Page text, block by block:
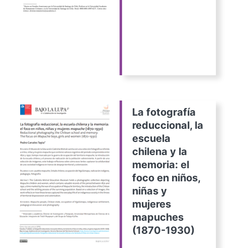
La fotografía
reduccional, la
escuela
chilena y la
memoria: el
foco en niños,
niñas y
mujeres
mapuches
(1870-1930)